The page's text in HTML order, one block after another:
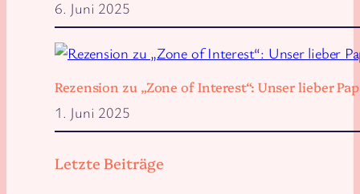
Letzte Beiträge
6. Juni 2025
Rezension zu „Zone of Interest“: Unser lieber
1. Juni 2025